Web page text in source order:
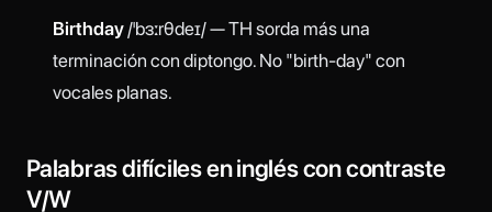
Birthday/ˈbɜːrθdeɪ/ — TH sorda más una
terminación con diptongo. No "birth-day" con
vocales planas.
Palabras difíciles en inglés con contraste
V/W